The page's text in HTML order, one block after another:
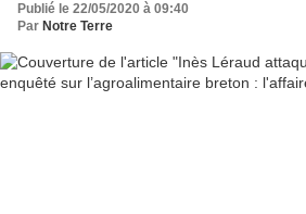
Publié le 22/05/2020 à 09:40
Par Notre Terre